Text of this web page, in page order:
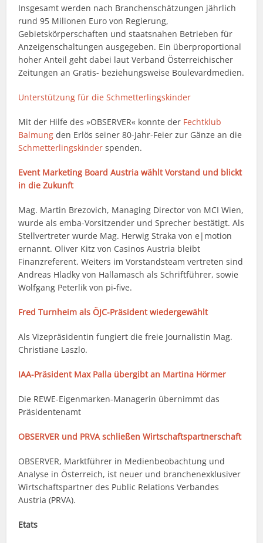
Insgesamt werden nach Branchenschätzungen jährlich
rund 95 Milionen Euro von Regierung,
Gebietskörperschaften und staatsnahen Betrieben für
Anzeigenschaltungen ausgegeben. Ein überproportional
hoher Anteil geht dabei laut Verband Österreichischer
Zeitungen an Gratis- beziehungsweise Boulevardmedien.
Unterstützung für die Schmetterlingskinder
Mit der Hilfe des »OBSERVER« konnte der Fechtklub
Balmung den Erlös seiner 80-Jahr-Feier zur Gänze an die
Schmetterlingskinderspenden.
Event Marketing Board Austria wählt Vorstand und blickt
in die Zukunft
Mag. Martin Brezovich, Managing Director von MCI Wien,
wurde als emba-Vorsitzender und Sprecher bestätigt. Als
Stellvertreter wurde Mag. Herwig Straka von e|motion
ernannt. Oliver Kitz von Casinos Austria bleibt
Finanzreferent. Weiters im Vorstandsteam vertreten sind
Andreas Hladky von Hallamasch als Schriftführer, sowie
Wolfgang Peterlik von pi-five.
Fred Turnheim als ÖJC-Präsident wiedergewählt
Als Vizepräsidentin fungiert die freie Journalistin Mag.
Christiane Laszlo.
IAA-Präsident Max Palla übergibt an Martina Hörmer
Die REWE-Eigenmarken-Managerin übernimmt das
Präsidentenamt
OBSERVER und PRVA schließen Wirtschaftspartnerschaft
OBSERVER, Marktführer in Medienbeobachtung und
Analyse in Österreich, ist neuer und branchenexklusiver
Wirtschaftspartner des Public Relations Verbandes
Austria (PRVA).
Etats